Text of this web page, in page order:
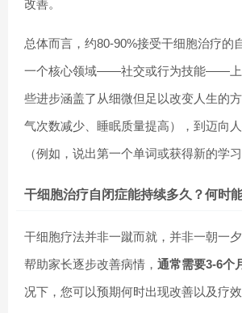
改善。
总体而言，约80-90%接受干细胞治疗的
一个核心领域——社交或行为技能——上
些进步涵盖了从细微但足以改变人生的
气次数减少、睡眠质量提高），到迈向
（例如， 说出第一个单词或获得新的学
干细胞治疗自闭症能持续多久？何时
干细胞疗法并非一蹴而就，并非一朝一
帮助家长逐步改善病情， 通常需要3-6个
况下，您可以预期何时出现改善以及疗